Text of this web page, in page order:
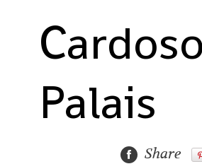
Palais
Share